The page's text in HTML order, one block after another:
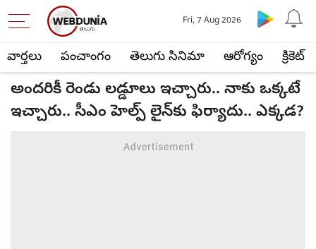
వార్తలు పంచాంగం తెలుగు సినిమా ఆరోగ్యం క్రికెట్
Fri, 7 Aug 2026
అందరికీ రెండు లడ్డూలు ఇచ్చారు.. నాకు ఒక్కటే
ఇచ్చారు.. సీఎం హెల్ప్ లైన్‌కు ఫిర్యాదు.. ఎక్కడ?